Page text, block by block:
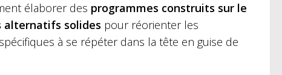
élaborer des programmes construits sur le
alternatifs solides pour réorienter les
à se répéter dans la tête en guise de